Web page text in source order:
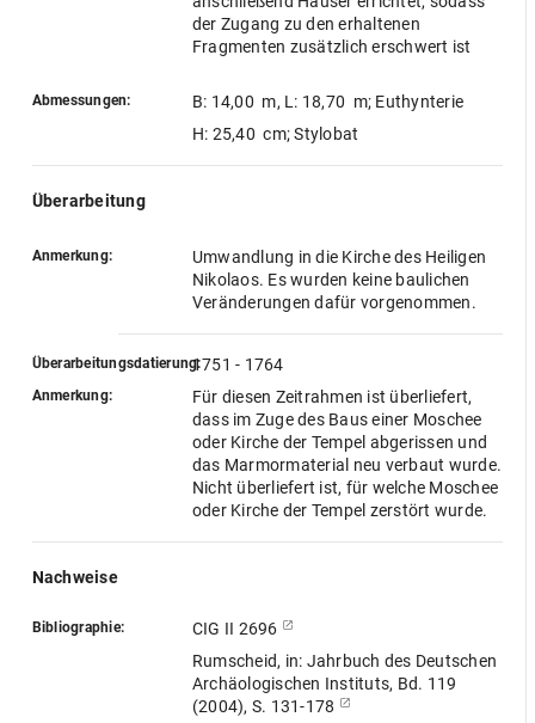
der Zugang zu den erhaltenen
Fragmenten zusätzlich erschwert ist
Abmessungen: B: 14,00 m, L: 18,70 m; Euthynterie
H: 25,40 cm; Stylobat
Überarbeitung
Anmerkung:
Umwandlung in die Kirche des Heiligen
Nikolaos. Es wurden keine baulichen
Veränderungen dafür vorgenommen.
Überarbeitungsdatierung:1751 - 1764
Anmerkung:
Für diesen Zeitrahmen ist überliefert,
dass im Zuge des Baus einer Moschee
oder Kirche der Tempel abgerissen und
das Marmormaterial neu verbaut wurde.
Nicht überliefert ist, für welche Moschee
oder Kirche der Tempel zerstört wurde.
Nachweise
Bibliographie:
CIG II 2696
Rumscheid, in: Jahrbuch des Deutschen
Archäologischen Instituts, Bd. 119
(2004), S. 131-178